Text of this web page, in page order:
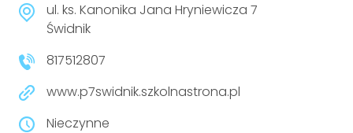
ul. ks. Kanonika Jana Hryniewicza 7
Świdnik
817512807
www.p7swidnik.szkolnastrona.pl
Nieczynne